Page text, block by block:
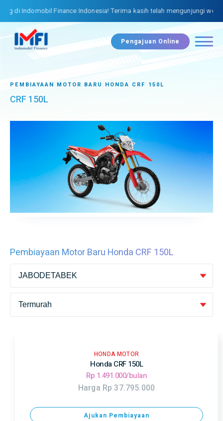
di Indomobil Finance Indonesia! Terima kasih telah mengunjungi
Pengajuan Online
PEMBIAYAAN MOTOR BARU HONDA CRF 150L
CRF 150L
Pembiayaan Motor Baru Honda CRF 150L
HONDA MOTOR
Honda CRF 150L
Rp 1.491.000/bulan
Harga Rp 37.795.000
Ajukan Pembiayaan